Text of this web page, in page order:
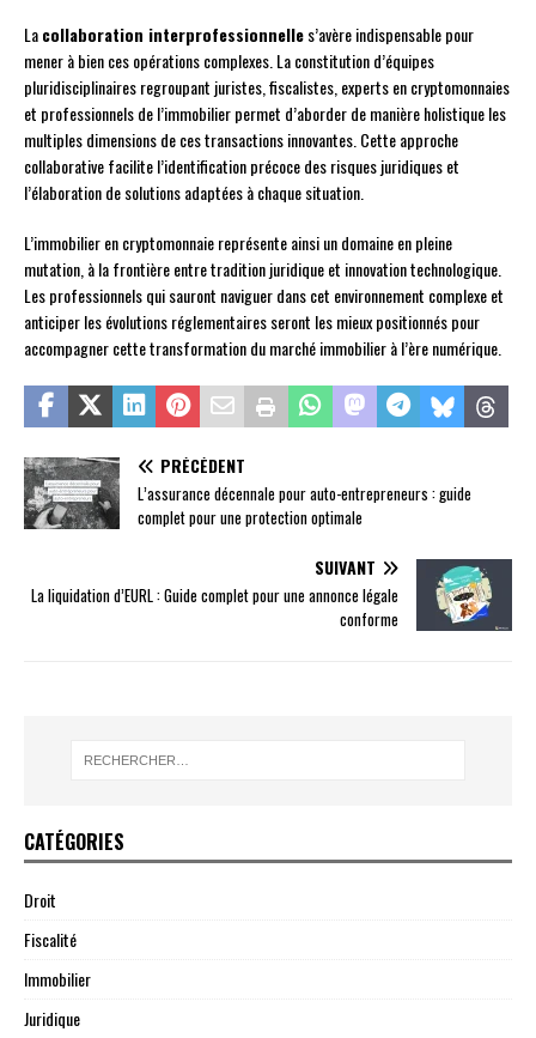
Lacollaboration interprofessionnelles’avère indispensable pour
mener à bien ces opérations complexes. La constitution d’équipes
pluridisciplinaires regroupant juristes, fiscalistes, experts en cryptomonnaies
et professionnels de l’immobilier permet d’aborder de manière holistique les
multiples dimensions de ces transactions innovantes. Cette approche
collaborative facilite l’identification précoce des risques juridiques et
l’élaboration de solutions adaptées à chaque situation.
L’immobilier en cryptomonnaie représente ainsi un domaine en pleine
mutation, à la frontière entre tradition juridique et innovation technologique.
Les professionnels qui sauront naviguer dans cet environnement complexe et
anticiper les évolutions réglementaires seront les mieux positionnés pour
accompagner cette transformation du marché immobilier à l’ère numérique.
PRÉCÉDENT
L’assurance décennale pour auto-entrepreneurs : guide
complet pour une protection optimale
SUIVANT
La liquidation d’EURL : Guide complet pour une annonce légale
conforme
CATÉGORIES
Droit
Fiscalité
Immobilier
Juridique